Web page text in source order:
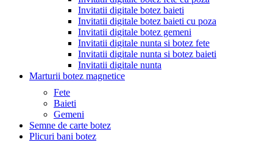
Invitatii digitale botez baieti
Invitatii digitale botez baieti cu poza
Invitatii digitale botez gemeni
Invitatii digitale nunta si botez fete
Invitatii digitale nunta si botez baieti
Invitatii digitale nunta
Marturii botez magnetice
Fete
Baieti
Gemeni
Semne de carte botez
Plicuri bani botez